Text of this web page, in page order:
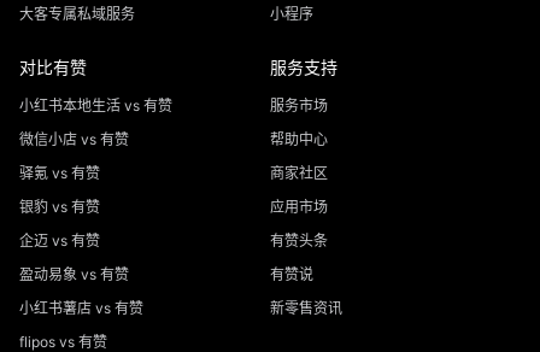
大客专属私域服务
小程序
对比有赞
小红书本地生活 vs 有赞
微信小店 vs 有赞
驿氪 vs 有赞
银豹 vs 有赞
企迈 vs 有赞
盈动易象 vs 有赞
小红书薯店 vs 有赞
flipos vs 有赞
服务支持
服务市场
帮助中心
商家社区
应用市场
有赞头条
有赞说
新零售资讯